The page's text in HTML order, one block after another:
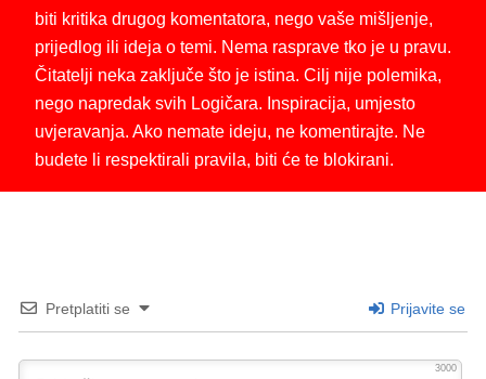
biti kritika drugog komentatora, nego vaše mišljenje,
prijedlog ili ideja o temi. Nema rasprave tko je u pravu.
Čitatelji neka zaključe što je istina. Cilj nije polemika,
nego napredak svih Logičara. Inspiracija, umjesto
uvjeravanja. Ako nemate ideju, ne komentirajte. Ne
budete li respektirali pravila, biti će te blokirani.
Pretplatiti se Prijavite se
3000